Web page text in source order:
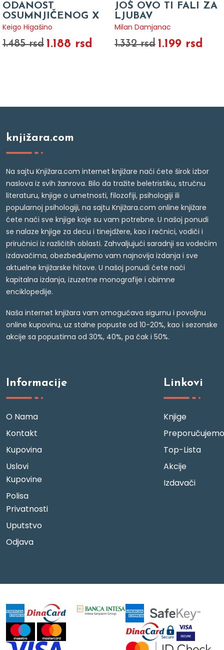
ODANOST
OSUMNJIČENOG X
Keigo Higašino
1.485 rsd 1.188 rsd
JOŠ OVO TI FALI ZA
LJUBAV
Milan Damjanac
1.332 rsd 1.199 rsd
knjižara.com
Na sajtu Knjižara.com internet knjižare naći ćete širok izbor
naslova iz svih žanrova. Bilo da tražite beletristiku, stručnu
literaturu, knjige o umetnosti, filozofiji, psihologiji ili
popularnoj psihologiji, na sajtu Knjižara.com online knjižare
ćete naći sve knjige koje su vam potrebne. U našoj ponudi
se nalaze knjige za decu i tinejdžere, kao i rečnici, vodiči i
priručnici iz različitih oblasti. Zahvaljujući saradnji sa vodećim
izdavačima, obezbeđujemo vam najnovija izdanja i sve
aktuelne knjižarske hitove. U našoj ponudi ćete naći
kapitalna izdanja, izuzetne monografije i obimne
enciklopedije.
Naša internet knjižara vam omogućava sigurnu i povoljnu
online kupovinu, uz stalne popuste od 10-20%, kao i sezonske
akcije sa popustima od 30%, 40%, pa čak i 50%.
Informacije
O Nama
Kontakt
Kupovina
Uslovi
Kupovine
Polisa
Privatnosti
Uputstvo
Odjava
Linkovi
Knjige
Preporučujemo
Top-Lista
Akcije
Izdavači